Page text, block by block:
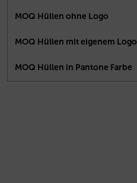
MOQ Hüllen ohne Logo
MOQ Hüllen mit eigenem Logo
MOQ Hüllen in Pantone Farbe